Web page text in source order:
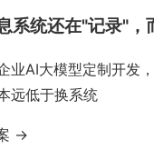
系统还在"记录"，
业AI大模型定制开发
远低于换系统
→